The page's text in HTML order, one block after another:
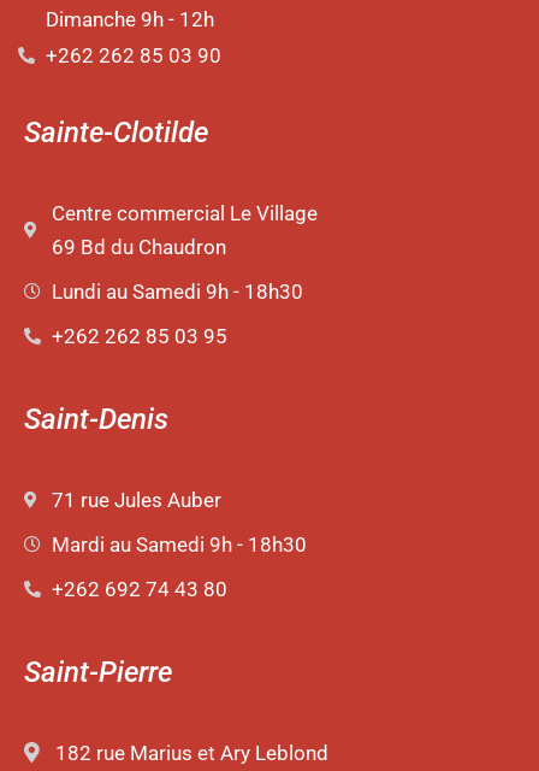
Dimanche 9h - 12h
+262 262 85 03 90
Sainte-Clotilde
Centre commercial Le Village
69 Bd du Chaudron
Lundi au Samedi 9h - 18h30
+262 262 85 03 95
Saint-Denis
71 rue Jules Auber
Mardi au Samedi 9h - 18h30
+262 692 74 43 80
Saint-Pierre
182 rue Marius et Ary Leblond